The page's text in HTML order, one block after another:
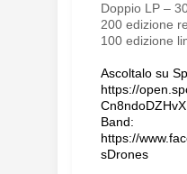
Doppio LP –
200 edizione
100 edizione
Ascoltalo su
https://
Band:
https://
sDrones